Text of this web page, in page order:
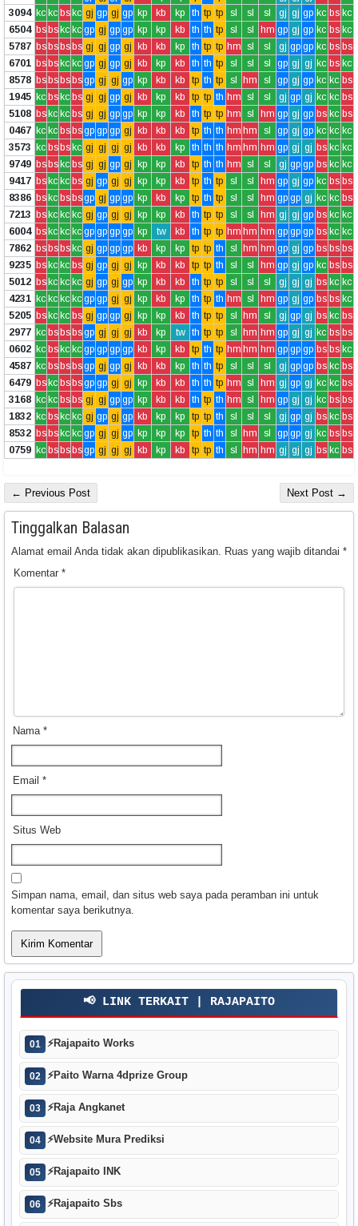
3094 kc kc bskc gj gp gj gp kp kb kp th tp tp sl sl sl gj gj gp kc bs kc
6504 bsbskc kc gp gj gp gp kp kp kb th th tp sl sl hm gp gj gp kc bs kc
5787 bsbsbsbs gj gj gp gj kb kb kp th tp tp hm sl sl gj gp gp kc bs bs
6701 bsbskc kc gp gj gp gj kb kp kb th th tp sl sl sl gp gj gj kc bs kc
8578 bsbsbsbsgp gj gj gp kp kb kb tp th tp sl hm sl gp gj gp kc kc bs
1945 kc bskc bs gj gj gp gj kb kp kb tp tp th hm sl sl gj gp gj kc kc bs
5108 bskc kc bs gj gj gp gp kp kp kb th tp tp hm sl hm gp gj gp bs kc bs
0467 kc kc bsbsgp gp gp gj kb kb kb tp th th hm hm sl gp gj gp kc kc kc
3573 kc bsbskc gj gj gj gj kb kb kp th th th hm hm hm gp gj gj bs kc kc
9749 bsbskc bs gj gj gp gj kp kp kb tp th th hm sl sl gj gp gp bs kc kc
9417 bskc kc bs gj gp gj gj kp kp kb tp th tp sl sl hm gp gj gp kc bs bs
8386 bskc bsbsgp gj gp gp kp kb kp tp th tp sl sl hm gp gp gj kc kc bs
7213 bskc kc kc gj gp gj gj kp kp kb th tp tp sl sl hm gj gj gp bs kc kc
6004 bskc kc kc gp gp gp gp kp tw kb th tp tp hm hm hm gp gp gp bs kc kc
7862 bsbsbskc gj gp gp gp kb kp kp tp tp th sl hm hm gp gj gp bs bs bs
9235 bskc kc bs gj gp gj gj kp kb kb tp tp th sl sl hm gp gj gp kc bs bs
5012 bskc kc kc gj gp gj gp kp kb kb th tp tp sl sl sl gj gj gj bs kc kc
4231 kc kc kc kc gp gp gj gj kp kb kp th tp th hm sl hm gp gj gp bs bs kc
5205 bskc kc bs gj gp gp gj kp kp kb th tp tp sl hm sl gj gp gj bs kc bs
2977 kc bsbsbsgp gj gj gj kb kp tw th tp tp sl hm hm gp gj gj kc bs bs
0602 kc bskc kc gp gp gp gp kb kp kb tp th tp hm hm hm gp gp gp bs bs kc
4587 kc bsbsbsgp gj gp gj kb kb kp th th tp sl sl sl gj gp gp bs kc bs
6479 bskc bsbsgp gp gj gj kp kb kb th th tp hm sl hm gj gp gj kc kc bs
3168 kc kc bsbs gj gj gp gp kp kb kb th tp th hm sl hm gp gj gj kc bs bs
1832 kc bskc kc gj gp gj gp kb kp kp tp tp th sl sl sl gj gp gj bs kc bs
8532 bsbskc kc gp gj gj gp kp kp kp tp th th sl hm sl gp gp gj kc bs bs
0759 kc bsbsbsgp gj gj gj kb kp kb tp tp th sl hm hm gj gj gj bs kc bs
← Previous Post Next Post →
Tinggalkan Balasan
Alamat email Anda tidak akan dipublikasikan. Ruas yang wajib ditandai *
Komentar *
Nama *
Email *
Situs Web
Simpan nama, email, dan situs web saya pada peramban ini untuk
komentar saya berikutnya.
📢 LINK TERKAIT | RAJAPAITO
01 ⚡Rajapaito Works
02 ⚡Paito Warna 4dprize Group
03 ⚡Raja Angkanet
04 ⚡Website Mura Prediksi
05 ⚡Rajapaito INK
06 ⚡Rajapaito Sbs